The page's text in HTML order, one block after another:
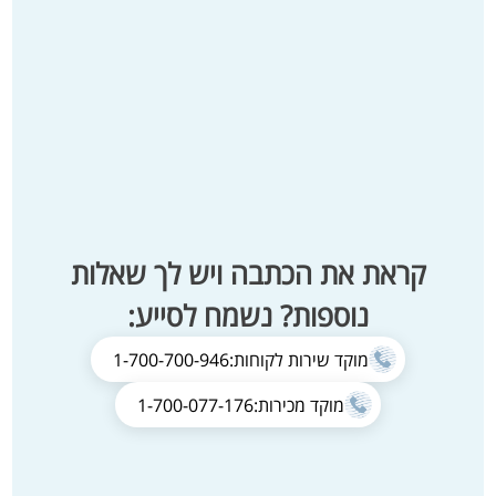
קראת את הכתבה ויש לך שאלות
נוספות? נשמח לסייע:
מוקד שירות לקוחות:1-700-700-946
מוקד מכירות:1-700-077-176